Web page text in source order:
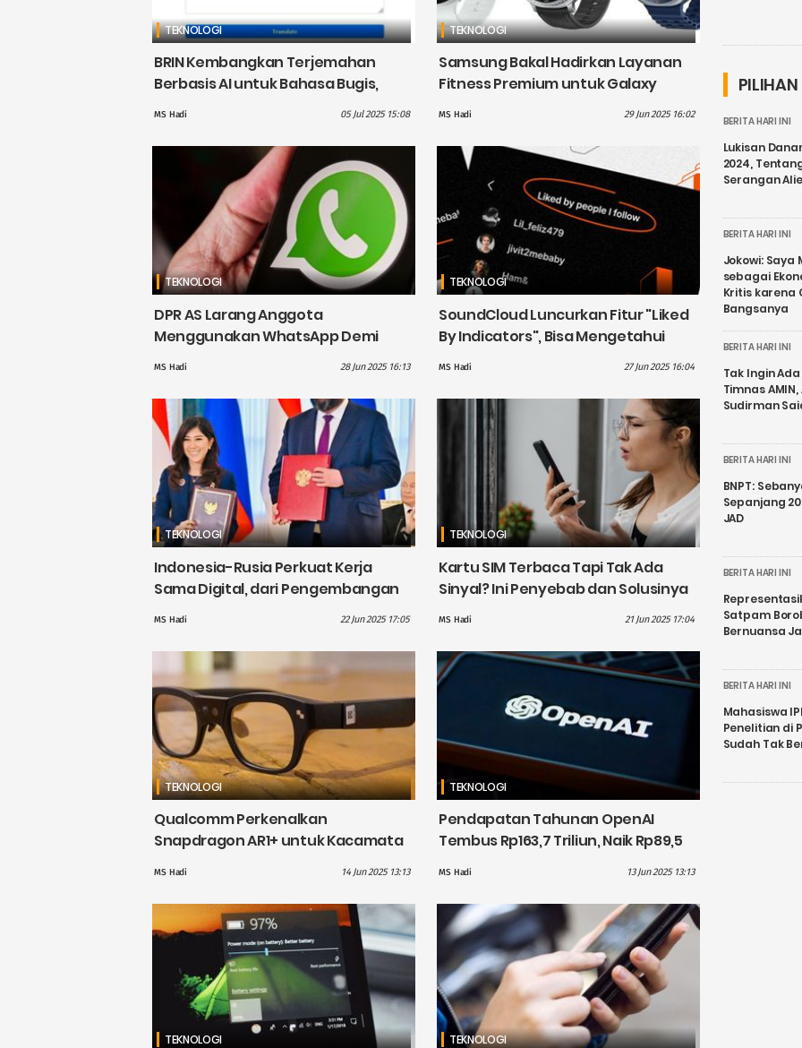
TEKNOLOGI
BRIN Kembangkan Terjemahan
Berbasis AI untuk Bahasa Bugis,
Upaya Lestarikan Bahasa Daerah
MS Hadi 05 Jul 2025 15:08
TEKNOLOGI
Samsung Bakal Hadirkan Layanan
Fitness Premium untuk Galaxy
Watch dan Galaxy Ring
MS Hadi 29 Jun 2025 16:02
TEKNOLOGI
DPR AS Larang Anggota
Menggunakan WhatsApp Demi
Keamanan Data
MS Hadi 28 Jun 2025 16:13
TEKNOLOGI
SoundCloud Luncurkan Fitur "Liked
By Indicators", Bisa Mengetahui
Siapa Saja yang Menyukai Sebuah
MS Hadi 27 Jun 2025 16:04
TEKNOLOGI
Indonesia-Rusia Perkuat Kerja
Sama Digital, dari Pengembangan
MS Hadi 22 Jun 2025 17:05
TEKNOLOGI
Kartu SIM Terbaca Tapi Tak Ada
Sinyal? Ini Penyebab dan Solusinya
MS Hadi 21 Jun 2025 17:04
TEKNOLOGI
Qualcomm Perkenalkan
Snapdragon AR1+ untuk Kacamata
MS Hadi 14 Jun 2025 13:13
TEKNOLOGI
Pendapatan Tahunan OpenAI
Tembus Rp163,7 Triliun, Naik Rp89,5
MS Hadi 13 Jun 2025 13:13
TEKNOLOGI TEKNOLOGI
PILIHAN
BERITA HARI INI
Lukisan
2024,
Serangan
BERITA HARI INI
Jokowi: Saya
sebagai
Kritis karena
Bangsanya
BERITA HARI INI
Tak Ingin
Timnas
Sudirman
BERITA HARI INI
BNPT:
Sepanjang
JAD
BERITA HARI INI
Satpam
Bernuansa
BERITA HARI INI
Mahasiswa
Penelitian di
Sudah Tak